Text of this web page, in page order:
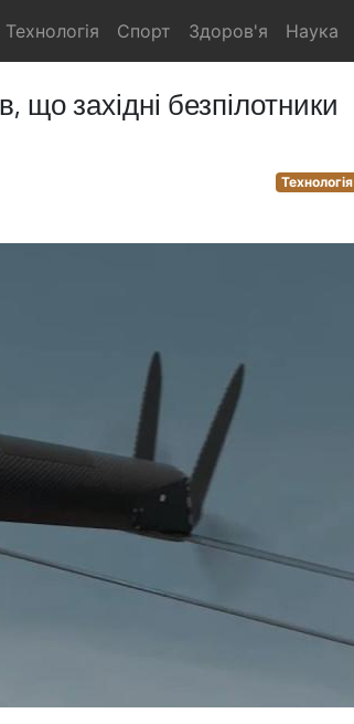
Технологія Спорт Здоров'я Наука
західні безпілотники
Технологія